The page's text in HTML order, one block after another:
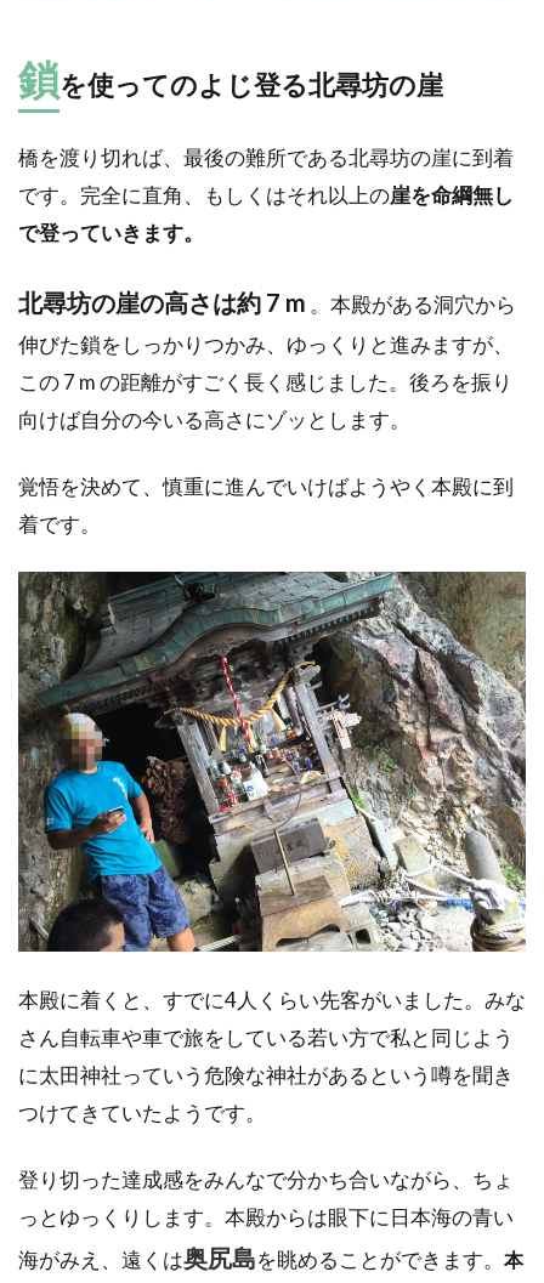
鎖を使ってのよじ登る北尋坊の崖
橋を渡り切れば、最後の難所である北尋坊の崖に到着
です。完全に直角、もしくはそれ以上の崖を命綱無し
で登っていきます。
北尋坊の崖の高さは約 7 m 。 本殿がある洞穴から
伸びた鎖をしっかりつかみ、ゆっくりと進みますが、
この 7 m の距離がすごく長く感じました。後ろを振り
向けば自分の今いる高さにゾッとします。
覚悟を決めて、慎重に進んでいけばようやく本殿に到
着です。
本殿に着くと、すでに4人くらい先客がいました。みな
さん自転車や車で旅をしている若い方で私と同じよう
に太田神社っていう危険な神社があるという噂を聞き
つけてきていたようです。
登り切った達成感をみんなで分かち合いながら、ちょ
っとゆっくりします。本殿からは眼下に日本海の青い
海がみえ、遠くは奥尻島を眺めることができます。 本